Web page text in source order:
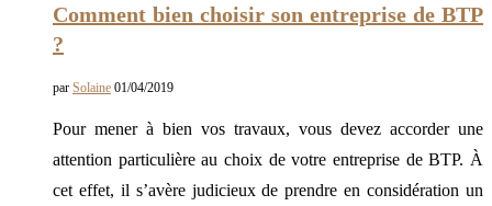
Comment bien choisir son entreprise de BTP
?
par Solaine 01/04/2019
Pour mener à bien vos travaux, vous devez accorder une
attention particulière au choix de votre entreprise de BTP. À
cet effet, il s’avère judicieux de prendre en considération un